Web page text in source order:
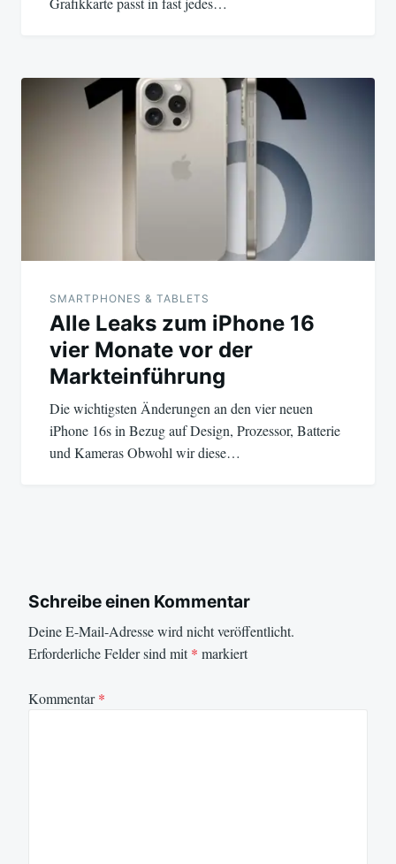
SMARTPHONES & TABLETS
Alle Leaks zum iPhone 16
vier Monate vor der
Markteinführung
Die wichtigsten Änderungen an den vier neuen
iPhone 16s in Bezug auf Design, Prozessor, Batterie
und Kameras Obwohl wir diese…
Schreibe einen Kommentar
Deine E-Mail-Adresse wird nicht veröffentlicht.
Erforderliche Felder sind mit* markiert
Kommentar*